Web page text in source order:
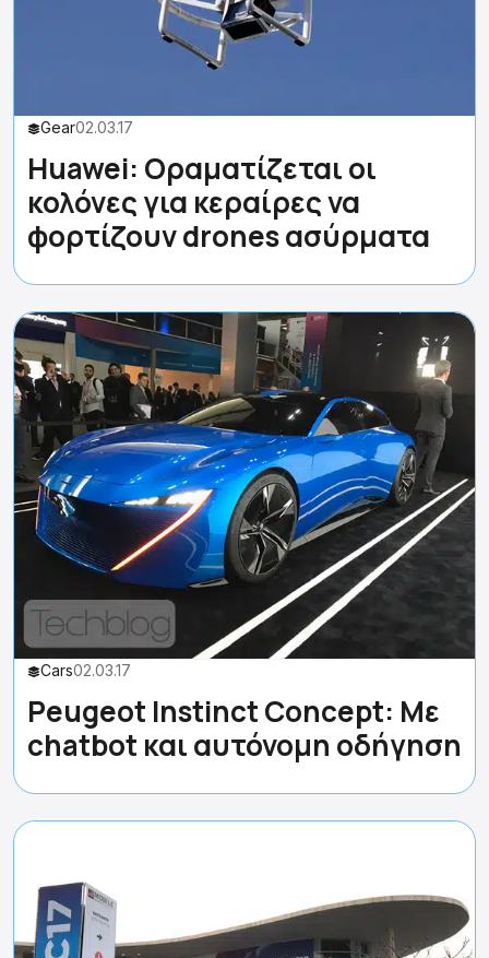
Gear02.03.17
Huawei: Οραματίζεται οι
κολόνες για κεραίρες να
φορτίζουν drones ασύρματα
Cars02.03.17
Peugeot Instinct Concept: Με
chatbot και αυτόνομη οδήγηση